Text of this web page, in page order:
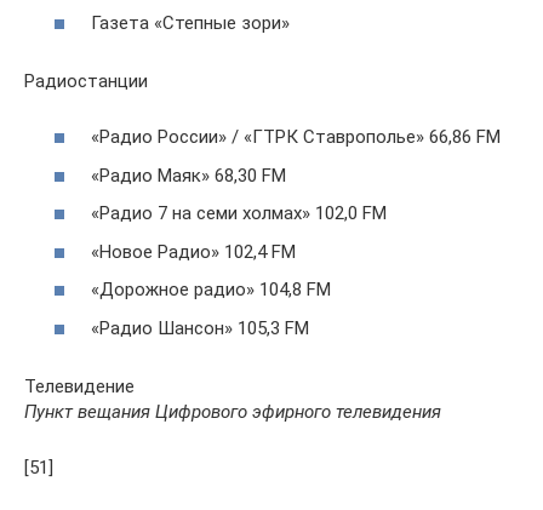
Газета «Степные зори»
Радиостанции
«Радио России» / «ГТРК Ставрополье» 66,86 FM
«Радио Маяк» 68,30 FM
«Радио 7 на семи холмах» 102,0 FM
«Новое Радио» 102,4 FM
«Дорожное радио» 104,8 FM
«Радио Шансон» 105,3 FM
Телевидение
Пункт вещания Цифрового эфирного телевидения
[51]